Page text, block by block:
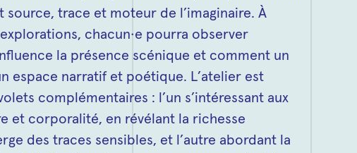
source, trace et moteur de l’imaginaire. À
chacun·e pourra observer
la présence scénique et comment un
espace narratif et poétique. L’atelier est
complémentaires : l’un s’intéressant aux
et corporalité, en révélant la richesse
des traces sensibles, et l’autre abordant la